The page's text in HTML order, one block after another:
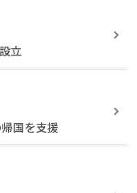
立
帰国を支援